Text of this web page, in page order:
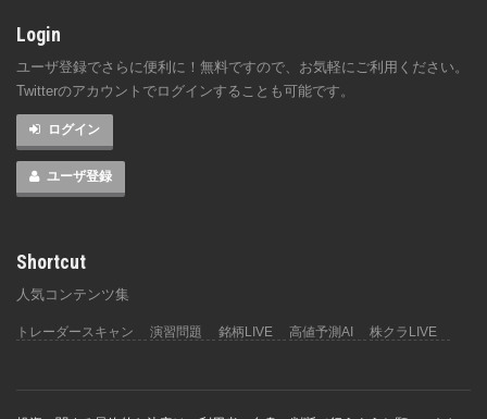
Login
ユーザ登録でさらに便利に！無料ですので、お気軽にご利用ください。
Twitterのアカウントでログインすることも可能です。
ログイン
ユーザ登録
Shortcut
人気コンテンツ集
トレーダースキャン 演習問題 銘柄LIVE 高値予測AI 株クラLIVE